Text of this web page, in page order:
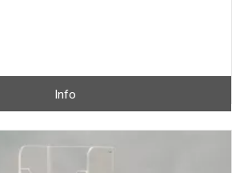
Info